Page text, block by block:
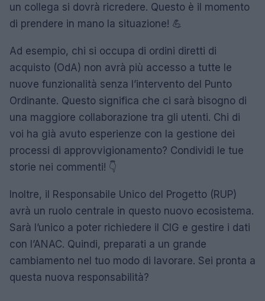
un collega si dovrà ricredere. Questo è il momento
di prendere in mano la situazione! 💪
Ad esempio, chi si occupa di ordini diretti di
acquisto (OdA) non avrà più accesso a tutte le
nuove funzionalità senza l’intervento del Punto
Ordinante. Questo significa che ci sarà bisogno di
una maggiore collaborazione tra gli utenti. Chi di
voi ha già avuto esperienze con la gestione dei
processi di approvvigionamento? Condividi le tue
storie nei commenti! 👇
Inoltre, il Responsabile Unico del Progetto (RUP)
avrà un ruolo centrale in questo nuovo ecosistema.
Sarà l’unico a poter richiedere il CIG e gestire i dati
con l’ANAC. Quindi, preparati a un grande
cambiamento nel tuo modo di lavorare. Sei pronta a
questa nuova responsabilità?